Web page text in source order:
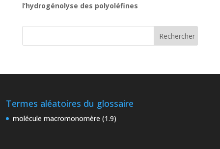
l’hydrogénolyse des polyoléfines
Termes aléatoires du glossaire
molécule macromonomère (1.9)